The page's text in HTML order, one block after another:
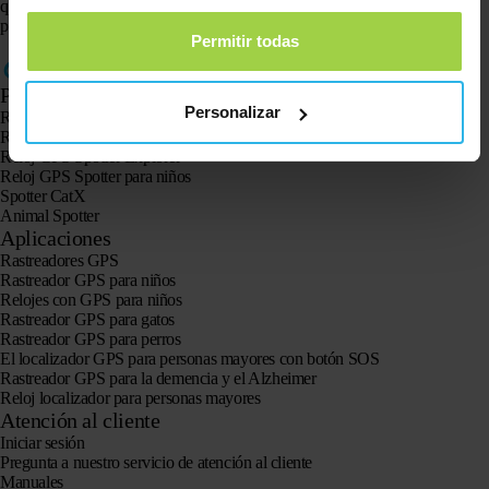
Permitir todas
Personalizar
que tenga que desplazarse a la siguiente página para encontrarlo. Si estos
pasos no funcionan, comuníquese con el servicio al cliente.
Productos
Rastreador GPS Spotter X10
Reloj GPS Spotter Senior
Reloj GPS Spotter Explorer
Reloj GPS Spotter para niños
Spotter CatX
Animal Spotter
Aplicaciones
Rastreadores GPS
Rastreador GPS para niños
Relojes con GPS para niños
Rastreador GPS para gatos
Rastreador GPS para perros
El localizador GPS para personas mayores con botón SOS
Rastreador GPS para la demencia y el Alzheimer
Reloj localizador para personas mayores
Atención al cliente
Iniciar sesión
Pregunta a nuestro servicio de atención al cliente
Manuales